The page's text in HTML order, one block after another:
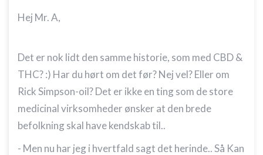
Hej Mr. A,
Det er nok lidt den samme historie, som med CBD &
THC? :) Har du hørt om det før? Nej vel? Eller om
Rick Simpson-oil? Det er ikke en ting som de store
medicinal virksomheder ønsker at den brede
befolkning skal have kendskab til..
- Men nu har jeg i hvertfald sagt det herinde.. Så Kan